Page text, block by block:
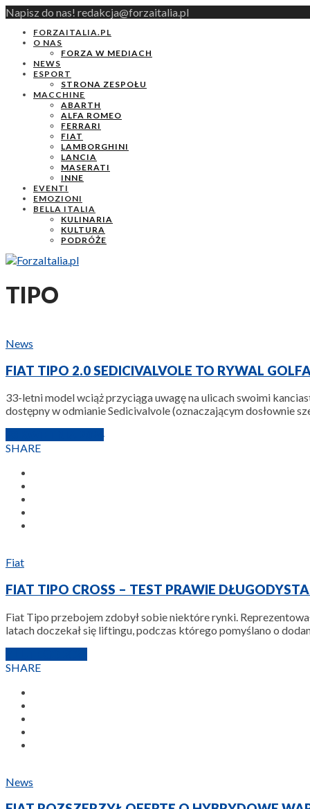
Napisz do nas! redakcja@forzaitalia.pl
FORZAITALIA.PL
O NAS
FORZA W MEDIACH
NEWS
ESPORT
STRONA ZESPOŁU
MACCHINE
ABARTH
ALFA ROMEO
FERRARI
FIAT
LAMBORGHINI
LANCIA
MASERATI
INNE
EVENTI
EMOZIONI
BELLA ITALIA
KULINARIA
KULTURA
PODRÓŻE
TIPO
News
FIAT TIPO 2.0 SEDICIVALVOLE TO RYWAL
33-letni model wciąż przyciąga uwagę na ulicach swoimi
dostępny w odmianie Sedicivalvole (oznaczającym dosłownie
SHARE
Fiat
FIAT TIPO CROSS – TEST PRAWIE
Fiat Tipo przebojem zdobył sobie niektóre rynki.
latach doczekał się liftingu, podczas którego pomyślano o
SHARE
News